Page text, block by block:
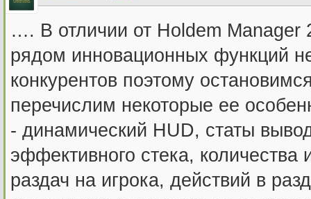
…. В отличии от Holdem Manager
рядом инновационных функций
конкурентов поэтому
перечислим некоторые ее
- динамический HUD, статы
эффективного стека, количества
раздач на игрока, действий в